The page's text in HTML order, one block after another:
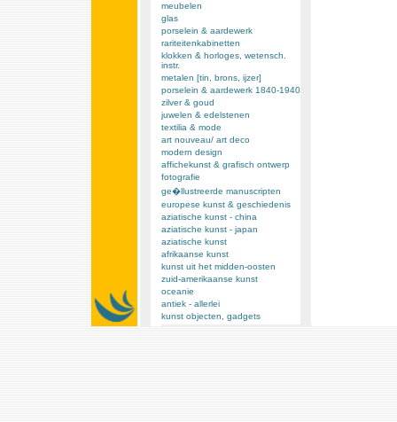
meubelen
glas
porselein & aardewerk
rariteitenkabinetten
klokken & horloges, wetensch.
instr.
metalen [tin, brons, ijzer]
porselein & aardewerk 1840-1940
zilver & goud
juwelen & edelstenen
textilia & mode
art nouveau/ art deco
modern design
affichekunst & grafisch ontwerp
fotografie
ge�llustreerde manuscripten
europese kunst & geschiedenis
aziatische kunst - china
aziatische kunst - japan
aziatische kunst
afrikaanse kunst
kunst uit het midden-oosten
zuid-amerikaanse kunst
oceanie
antiek - allerlei
kunst objecten, gadgets